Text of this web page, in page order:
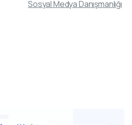
Sosyal Medya Danışmanlığı